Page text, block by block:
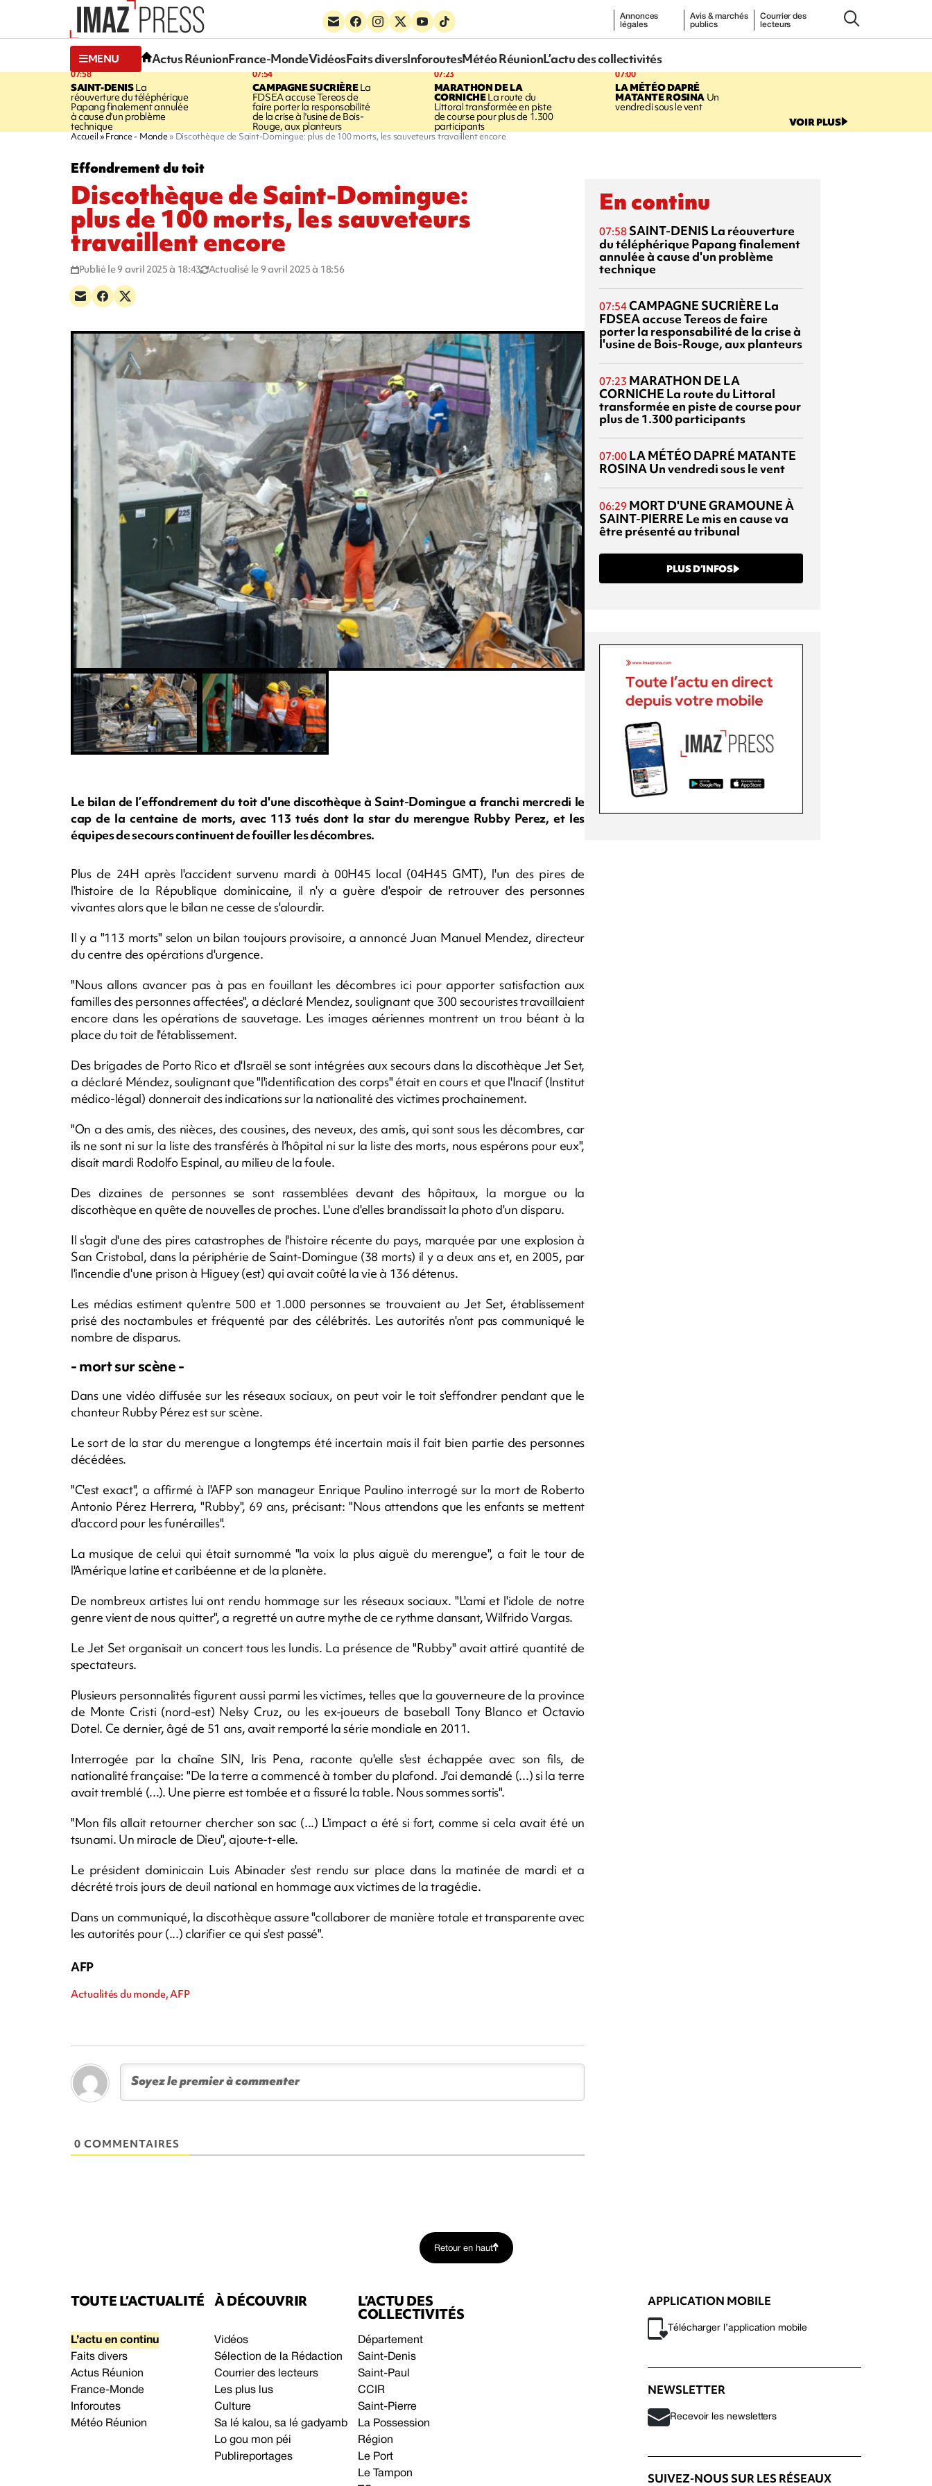
Annonces
légales
Avis & marchés
publics
Courrier des
lecteurs
MENU Actus RéunionFrance-MondeVidéosFaits diversInforoutesMétéo RéunionL’actu des collectivités
07:58
SAINT-DENISLa
réouverture du téléphérique
Papang finalement annulée
à cause d'un problème
technique
07:54
CAMPAGNE SUCRIÈRELa
FDSEA accuse Tereos de
faire porter la responsabilité
de la crise à l'usine de Bois-
Rouge, aux planteurs
07:23
MARATHON DE LA
CORNICHELa route du
Littoral transformée en piste
de course pour plus de 1.300
participants
07:00
LA MÉTÉO DAPRÉ
MATANTE ROSINAUn
vendredi sous le vent
VOIR PLUS
Accueil France - Monde Discothèque de Saint-Domingue: plus de 100 morts, les sauveteurs travaillent encore
Effondrement du toit
Discothèque de Saint-Domingue:
plus de 100 morts, les sauveteurs
travaillent encore
Publié le 9 avril 2025 à 18:43 Actualisé le 9 avril 2025 à 18:56
Le bilan de l’effondrement du toit d'une discothèque à Saint-Domingue a franchi mercredi le
cap de la centaine de morts, avec 113 tués dont la star du merengue Rubby Perez, et les
équipes de secours continuent de fouiller les décombres.
Plus de 24H après l'accident survenu mardi à 00H45 local (04H45 GMT), l'un des pires de
l'histoire de la République dominicaine, il n'y a guère d'espoir de retrouver des personnes
vivantes alors que le bilan ne cesse de s'alourdir.
Il y a "113 morts" selon un bilan toujours provisoire, a annoncé Juan Manuel Mendez, directeur
du centre des opérations d'urgence.
"Nous allons avancer pas à pas en fouillant les décombres ici pour apporter satisfaction aux
familles des personnes affectées", a déclaré Mendez, soulignant que 300 secouristes travaillaient
encore dans les opérations de sauvetage. Les images aériennes montrent un trou béant à la
place du toit de l'établissement.
Des brigades de Porto Rico et d'Israël se sont intégrées aux secours dans la discothèque Jet Set,
a déclaré Méndez, soulignant que "l'identification des corps" était en cours et que l'Inacif (Institut
médico-légal) donnerait des indications sur la nationalité des victimes prochainement.
"On a des amis, des nièces, des cousines, des neveux, des amis, qui sont sous les décombres, car
ils ne sont ni sur la liste des transférés à l’hôpital ni sur la liste des morts, nous espérons pour eux",
disait mardi Rodolfo Espinal, au milieu de la foule.
Des dizaines de personnes se sont rassemblées devant des hôpitaux, la morgue ou la
discothèque en quête de nouvelles de proches. L'une d'elles brandissait la photo d'un disparu.
Il s'agit d'une des pires catastrophes de l'histoire récente du pays, marquée par une explosion à
San Cristobal, dans la périphérie de Saint-Domingue (38 morts) il y a deux ans et, en 2005, par
l'incendie d'une prison à Higuey (est) qui avait coûté la vie à 136 détenus.
Les médias estiment qu'entre 500 et 1.000 personnes se trouvaient au Jet Set, établissement
prisé des noctambules et fréquenté par des célébrités. Les autorités n'ont pas communiqué le
nombre de disparus.
- mort sur scène -
Dans une vidéo diffusée sur les réseaux sociaux, on peut voir le toit s'effondrer pendant que le
chanteur Rubby Pérez est sur scène.
Le sort de la star du merengue a longtemps été incertain mais il fait bien partie des personnes
décédées.
"C'est exact", a affirmé à l'AFP son manageur Enrique Paulino interrogé sur la mort de Roberto
Antonio Pérez Herrera, "Rubby", 69 ans, précisant: "Nous attendons que les enfants se mettent
d'accord pour les funérailles".
La musique de celui qui était surnommé "la voix la plus aiguë du merengue", a fait le tour de
l'Amérique latine et caribéenne et de la planète.
De nombreux artistes lui ont rendu hommage sur les réseaux sociaux. "L'ami et l'idole de notre
genre vient de nous quitter", a regretté un autre mythe de ce rythme dansant, Wilfrido Vargas.
Le Jet Set organisait un concert tous les lundis. La présence de "Rubby" avait attiré quantité de
spectateurs.
Plusieurs personnalités figurent aussi parmi les victimes, telles que la gouverneure de la province
de Monte Cristi (nord-est) Nelsy Cruz, ou les ex-joueurs de baseball Tony Blanco et Octavio
Dotel. Ce dernier, âgé de 51 ans, avait remporté la série mondiale en 2011.
Interrogée par la chaîne SIN, Iris Pena, raconte qu'elle s'est échappée avec son fils, de
nationalité française: "De la terre a commencé à tomber du plafond. J'ai demandé (...) si la terre
avait tremblé (...). Une pierre est tombée et a fissuré la table. Nous sommes sortis".
"Mon fils allait retourner chercher son sac (...) L'impact a été si fort, comme si cela avait été un
tsunami. Un miracle de Dieu", ajoute-t-elle.
Le président dominicain Luis Abinader s'est rendu sur place dans la matinée de mardi et a
décrété trois jours de deuil national en hommage aux victimes de la tragédie.
Dans un communiqué, la discothèque assure "collaborer de manière totale et transparente avec
les autorités pour (...) clarifier ce qui s'est passé".
AFP
Actualités du monde, AFP
0 COMMENTAIRES
En continu
07:58 SAINT-DENIS La réouverture
du téléphérique Papang finalement
annulée à cause d'un problème
technique
07:54CAMPAGNE SUCRIÈRE La
FDSEA accuse Tereos de faire
porter la responsabilité de la crise à
l'usine de Bois-Rouge, aux planteurs
07:23 MARATHON DE LA
CORNICHE La route du Littoral
transformée en piste de course pour
plus de 1.300 participants
07:00 LA MÉTÉO DAPRÉ MATANTE
ROSINAUn vendredi sous le vent
06:29 MORT D'UNE GRAMOUNE À
SAINT-PIERRE Le mis en cause va
être présenté au tribunal
PLUS D’INFOS
Retour en haut
TOUTE L’ACTUALITÉ
L’actu en continu
Faits divers
Actus Réunion
France-Monde
Inforoutes
Météo Réunion
À DÉCOUVRIR
Vidéos
Sélection de la Rédaction
Courrier des lecteurs
Les plus lus
Culture
Sa lé kalou, sa lé gadyamb
Lo gou mon péi
Publireportages
L’ACTU DES
COLLECTIVITÉS
Département
Saint-Denis
Saint-Paul
CCIR
Saint-Pierre
La Possession
Région
Le Port
Le Tampon
APPLICATION MOBILE
Télécharger l’application mobile
NEWSLETTER
Recevoir les newsletters
SUIVEZ-NOUS SUR LES RÉSEAUX